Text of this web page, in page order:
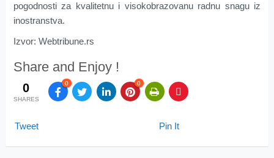
pogodnosti za kvalitetnu i visokobrazovanu radnu snagu iz
inostranstva.
Izvor: Webtribune.rs
Share and Enjoy !
0
SHARES
0 0
Tweet Pin It